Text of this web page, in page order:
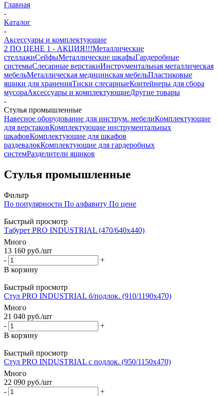
Главная
-
Каталог
-
Аксессуары и комплектующие
2 ПО ЦЕНЕ 1 - АКЦИЯ!!!Металлические
стеллажиСейфыМеталлические шкафыГардеробные
системыСлесарные верстакиИнструментальная металлическая
мебельМеталлическая медицинская мебельПластиковые
ящики для храненияТиски слесарныеКонтейнеры для сбора
мусораАксессуары и комплектующиеДругие товары
-
Стулья промышленные
Навесное оборудование для инструм. мебелиКомплектующие
для верстаковКомплектующие инструментальных
шкафовКомплектующие для шкафов
раздевалокКомплектующие для гардеробных
системРазделители ящиков
Стулья промышленные
Фильтр
По популярности По алфавиту По цене
Быстрый просмотр
Табурет PRO INDUSTRIAL (470/640x440)
Много
13 160 руб./шт
-
+
В корзину
Быстрый просмотр
Стул PRO INDUSTRIAL б/подлок. (910/1190x470)
Много
21 040 руб./шт
-
+
В корзину
Быстрый просмотр
Стул PRO INDUSTRIAL с подлок. (950/1150x470)
Много
22 090 руб./шт
-
+